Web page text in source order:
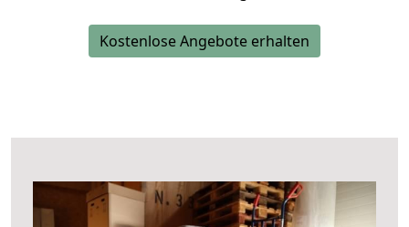
Kostenlose Angebote erhalten